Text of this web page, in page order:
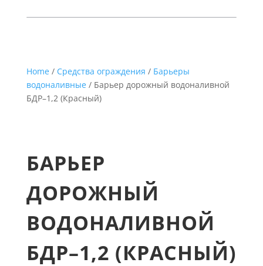
Home/ Средства ограждения / Барьеры
водоналивные/ Барьер дорожный водоналивной
БДР–1,2 (Красный)
БАРЬЕР
ДОРОЖНЫЙ
ВОДОНАЛИВНОЙ
БДР–1,2 (КРАСНЫЙ)